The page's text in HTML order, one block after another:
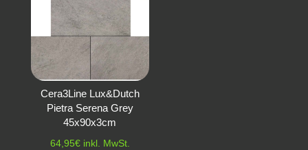
Cera3Line Lux&Dutch
Pietra Serena Grey
45x90x3cm
64,95€ inkl. MwSt.